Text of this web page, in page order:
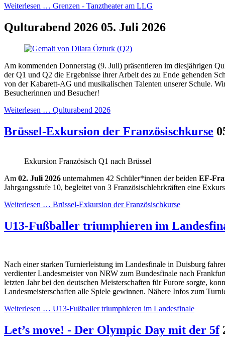
Weiterlesen … Grenzen - Tanztheater am LLG
Qulturabend 2026 05. Juli 2026
Am kommenden Donnerstag (9. Juli) präsentieren im diesjährigen
der Q1 und Q2 die Ergebnisse ihrer Arbeit des zu Ende gehenden
von der Kabarett-AG und musikalischen Talenten unserer Schule.
Besucherinnen und Besucher!
Weiterlesen … Qulturabend 2026
Brüssel-Exkursion der Französischkurse
Exkursion Französisch Q1 nach Brüssel
Am 02. Juli 2026 unternahmen 42 Schüler*innen der beiden EF-
Jahrgangsstufe 10, begleitet von 3 Französischlehrkräften eine
Weiterlesen … Brüssel-Exkursion der Französischkurse
U13-Fußballer triumphieren im
Nach einer starken Turnierleistung im Landesfinale in Duisburg
verdienter Landesmeister von NRW zum Bundesfinale nach
letzten Jahr bei den deutschen Meisterschaften für Furore sorgte,
Landesmeisterschaften alle Spiele gewinnen. Nähere Infos zum
Weiterlesen … U13-Fußballer triumphieren im Landesfinale
Let’s move! - Der Olympic Day mit der 5f